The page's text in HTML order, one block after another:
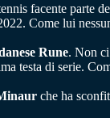
facente parte
Come lui
Rune. Non
testa di serie.
che ha